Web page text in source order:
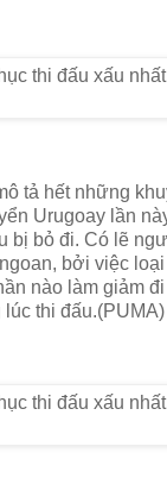
tả hết những
Urugoay lần
bị bỏ đi. Có lẽ
bởi việc
nào làm giảm
thi đấu.(PUMA)